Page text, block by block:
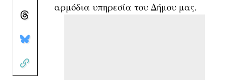
αρμόδια υπηρεσία του Δήμου μας.